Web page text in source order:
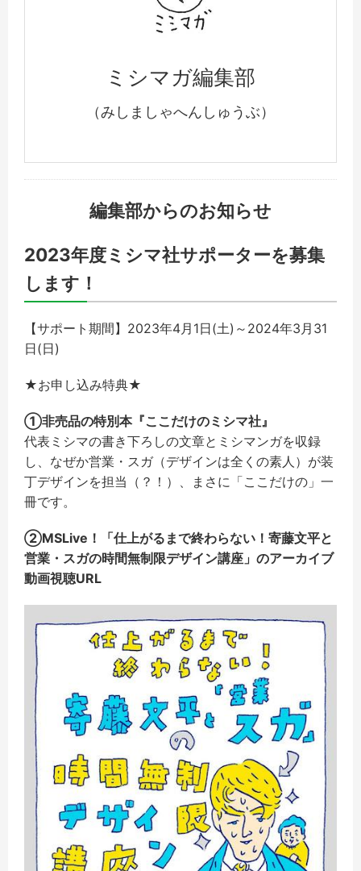
ミシマガ編集部
（みしましゃへんしゅうぶ）
編集部からのお知らせ
2023年度ミシマ社サポーターを募集
します！
【サポート期間】2023年4月1日(土)～2024年3月31
日(日)
★お申し込み特典★
①非売品の特別本『ここだけのミシマ社』
代表ミシマの書き下ろしの文章とミシマンガを収録
し、なぜか営業・スガ（デザインは全くの素人）が装
丁デザインを担当（？！）、まさに「ここだけの」一
冊です。
②MSLive！「仕上がるまで終わらない！寄藤文平と
営業・スガの時間無制限デザイン講座」のアーカイブ
動画視聴URL